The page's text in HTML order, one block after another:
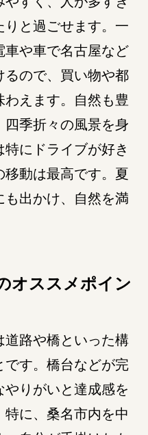
と過ごせます。一
車や車で名古屋など
るので、買い物や都
えます。自然も豊
四季折々の風景を身
にドライブが好き
移動は最高です。夏
も出かけ、自然を満
オススメポイン
路や橋といった構
です。橋台などが完
りがいと達成感を
に、桑名市内を中